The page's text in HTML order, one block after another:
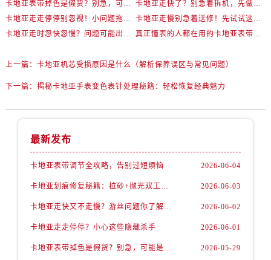
卡地亚表带掉色是假货？别急，可能是这些日常习惯惹的祸
卡地亚走快了？别急着拆机，先做这一步
卡地亚走走停停别忽视！小问题拖成大修很烧钱
卡地亚走慢别急着送修！先试试这些方法
卡地亚走时忽快忽慢？问题可能出在你睡觉时！
真正懂表的人都在用的卡地亚表带调节技巧
上一篇： 卡地亚机芯受损原因是什么（解析保养误区与常见问题）
下一篇： 揭秘卡地亚手表变色表针处理秘籍：轻松恢复经典魅力
最新发布
卡地亚表带调节全攻略，告别过短烦恼 2026-06-04
卡地亚划痕修复秘籍：拉砂+抛光双工艺还原如新 2026-06-03
卡地亚走快又不走慢？游丝问题你了解多少？ 2026-06-02
卡地亚走走停停？小心这些隐藏杀手 2026-06-01
卡地亚表带掉色是假货？别急，可能是这些日常习惯惹的祸 2026-05-29